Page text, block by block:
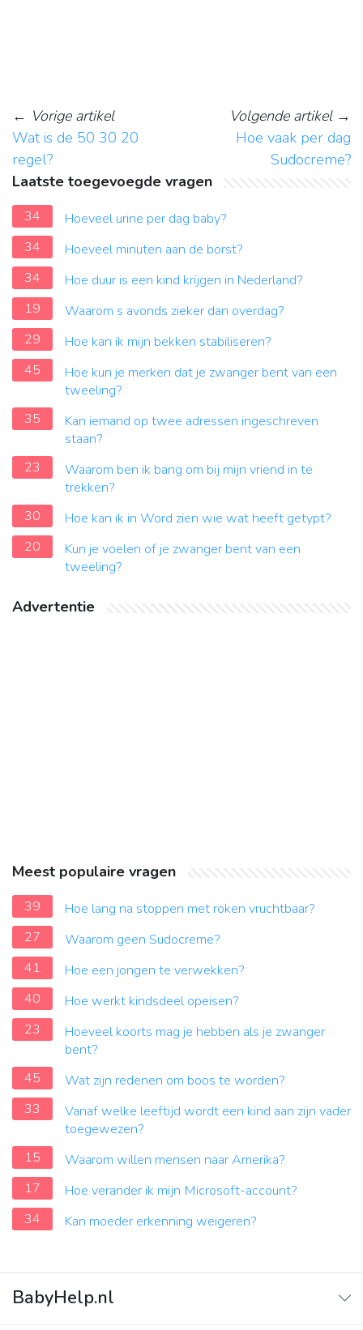
← Vorige artikel
Wat is de 50 30 20
regel?
Volgende artikel→
Hoe vaak per dag
Sudocreme?
Laatste toegevoegde vragen
34
Hoeveel urine per dag baby?
34
Hoeveel minuten aan de borst?
34
Hoe duur is een kind krijgen in Nederland?
19
Waarom s avonds zieker dan overdag?
29
Hoe kan ik mijn bekken stabiliseren?
45
Hoe kun je merken dat je zwanger bent van een
tweeling?
35
Kan iemand op twee adressen ingeschreven
staan?
23
Waarom ben ik bang om bij mijn vriend in te
trekken?
30
Hoe kan ik in Word zien wie wat heeft getypt?
20
Kun je voelen of je zwanger bent van een
tweeling?
Advertentie
Meest populaire vragen
39
Hoe lang na stoppen met roken vruchtbaar?
27
Waarom geen Sudocreme?
41
Hoe een jongen te verwekken?
40
Hoe werkt kindsdeel opeisen?
23
Hoeveel koorts mag je hebben als je zwanger
bent?
45
Wat zijn redenen om boos te worden?
33
Vanaf welke leeftijd wordt een kind aan zijn vader
toegewezen?
15
Waarom willen mensen naar Amerika?
17
Hoe verander ik mijn Microsoft-account?
34
Kan moeder erkenning weigeren?
BabyHelp.nl